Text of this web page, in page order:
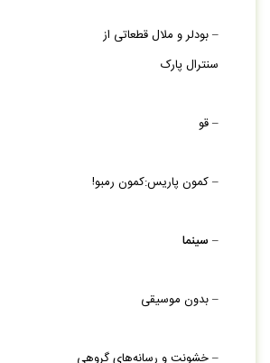
– بودلر و ملال قطعاتی از
سنترال پارک
– قو
– کمون پاریس:کمون رمبو!
– سينما
– بدون موسیقی
– خشونت و رسانه‏‌های گروهی